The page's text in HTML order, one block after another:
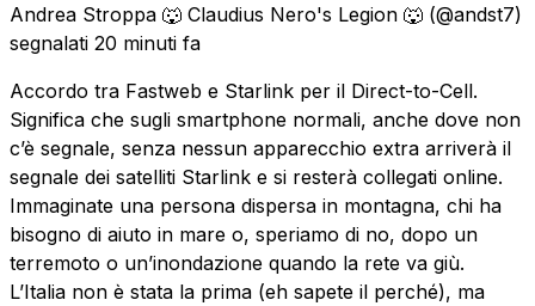
Andrea Stroppa 🐺 Claudius Nero's Legion 🐺 (@andst7)
segnalati 20 minuti fa
Accordo tra Fastweb e Starlink per il Direct-to-Cell.
Significa che sugli smartphone normali, anche dove non
c’è segnale, senza nessun apparecchio extra arriverà il
segnale dei satelliti Starlink e si resterà collegati online.
Immaginate una persona dispersa in montagna, chi ha
bisogno di aiuto in mare o, speriamo di no, dopo un
terremoto o un’inondazione quando la rete va giù.
L’Italia non è stata la prima (eh sapete il perché), ma